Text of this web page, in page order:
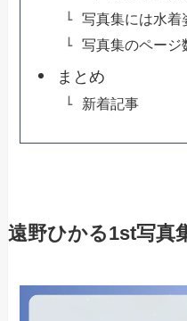
写真集には水着
写真集のページ
まとめ
新着記事
遠野ひかる1st写真